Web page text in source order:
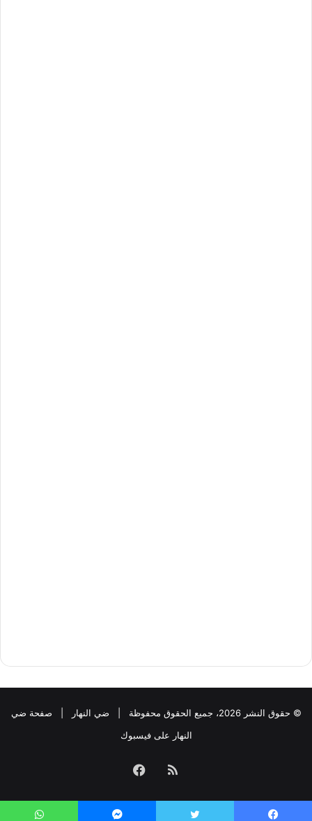
© حقوق النشر 2026، جميع الحقوق محفوظة | ضي النهار
صفحة ضي
النهار على فيسبوك
ملخص
الموقع
فيسبوك